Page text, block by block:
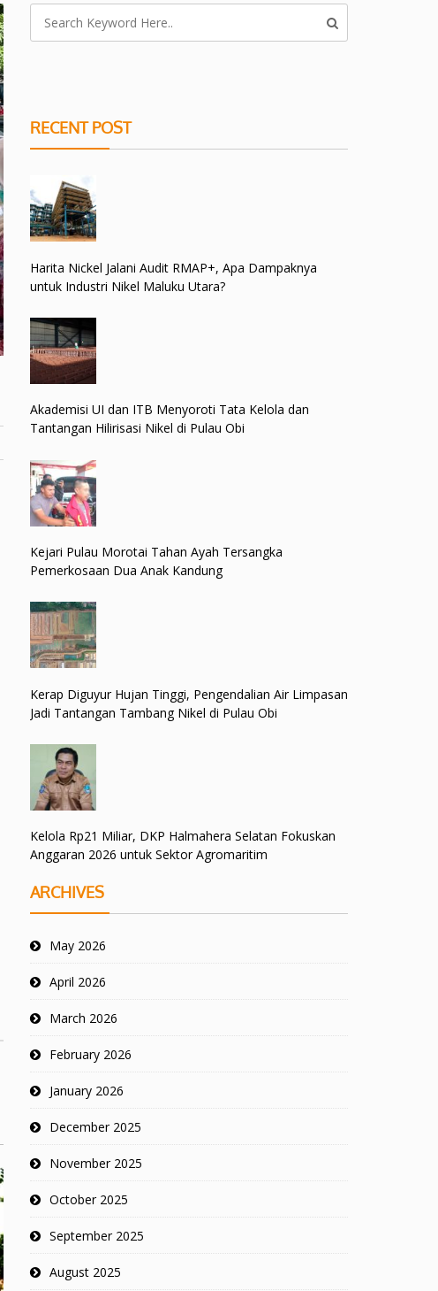
RECENT POST
Harita Nickel Jalani Audit RMAP+, Apa Dampaknya
untuk Industri Nikel Maluku Utara?
Akademisi UI dan ITB Menyoroti Tata Kelola dan
Tantangan Hilirisasi Nikel di Pulau Obi
Kejari Pulau Morotai Tahan Ayah Tersangka
Pemerkosaan Dua Anak Kandung
Kerap Diguyur Hujan Tinggi, Pengendalian Air Limpasan
Jadi Tantangan Tambang Nikel di Pulau Obi
Kelola Rp21 Miliar, DKP Halmahera Selatan Fokuskan
Anggaran 2026 untuk Sektor Agromaritim
ARCHIVES
May 2026
April 2026
March 2026
February 2026
January 2026
December 2025
November 2025
October 2025
September 2025
August 2025